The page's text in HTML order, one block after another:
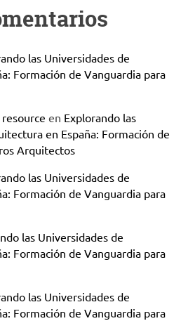
las Universidades de
Formación de Vanguardia para
en Explorando las
en España: Formación de
Arquitectos
las Universidades de
Formación de Vanguardia para
las Universidades de
Formación de Vanguardia para
las Universidades de
Formación de Vanguardia para